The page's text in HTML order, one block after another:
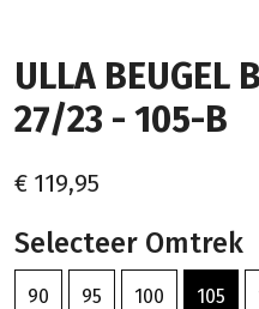
ULLA BEUGEL
27/23 - 105-B
€ 119,95
Selecteer Omtrek
90 95 100 105